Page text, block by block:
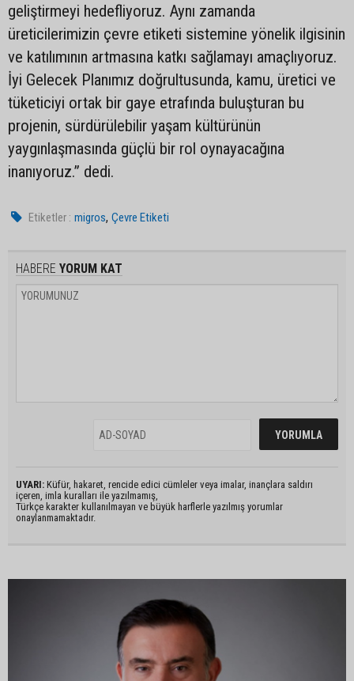
geliştirmeyi hedefliyoruz. Aynı zamanda
üreticilerimizin çevre etiketi sistemine yönelik ilgisinin
ve katılımının artmasına katkı sağlamayı amaçlıyoruz.
İyi Gelecek Planımız doğrultusunda, kamu, üretici ve
tüketiciyi ortak bir gaye etrafında buluşturan bu
projenin, sürdürülebilir yaşam kültürünün
yaygınlaşmasında güçlü bir rol oynayacağına
inanıyoruz.” dedi.
Etiketler : migros,Çevre Etiketi
HABERE YORUM KAT
UYARI: Küfür, hakaret, rencide edici cümleler veya imalar, inançlara saldırı
içeren, imla kuralları ile yazılmamış,
Türkçe karakter kullanılmayan ve büyük harflerle yazılmış yorumlar
onaylanmamaktadır.